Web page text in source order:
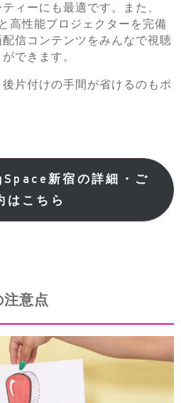
ィーにも最適です。また、
高性能プロジェクターを完備
信コンテンツをみんなで視聴
できます。
片付けの手間が省けるのもポ
新宿の詳細・ご
はこちら
意点